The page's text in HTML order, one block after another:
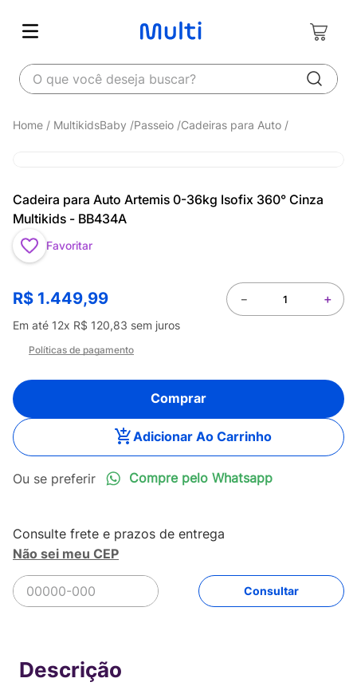
O que você deseja buscar?
MultikidsBaby Passeio Cadeiras para Auto
Cadeira para Auto Artemis 0-36kg Isofix 360° Cinza
Multikids - BB434A
Favoritar
R$ 1.449,99
Em até 12x R$ 120,83 sem juros
＋
－
Políticas de pagamento
Comprar
Adicionar Ao Carrinho
Compre pelo Whatsapp
Não sei meu CEP
R$1.449,99
120